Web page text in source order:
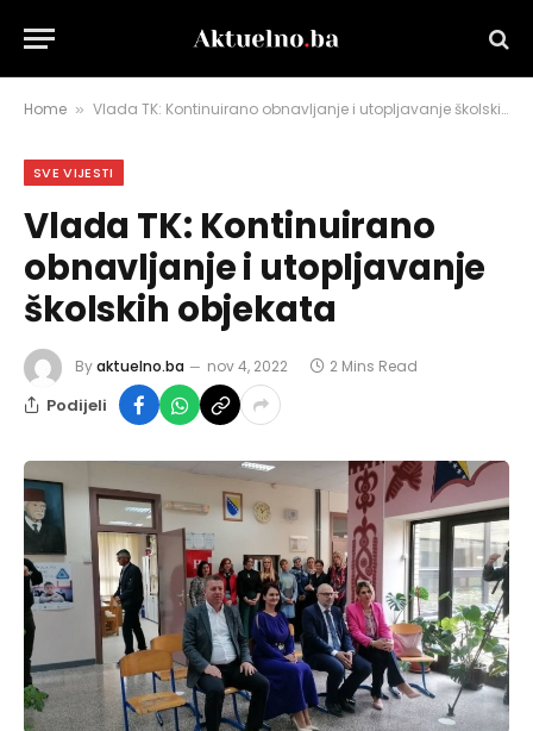
Home » Vlada TK: Kontinuirano obnavljanje i utopljavanje školskih objekata
SVE VIJESTI
Vlada TK: Kontinuirano
obnavljanje i utopljavanje
školskih objekata
Byaktuelno.ba nov 4, 2022 2 Mins Read
Podijeli